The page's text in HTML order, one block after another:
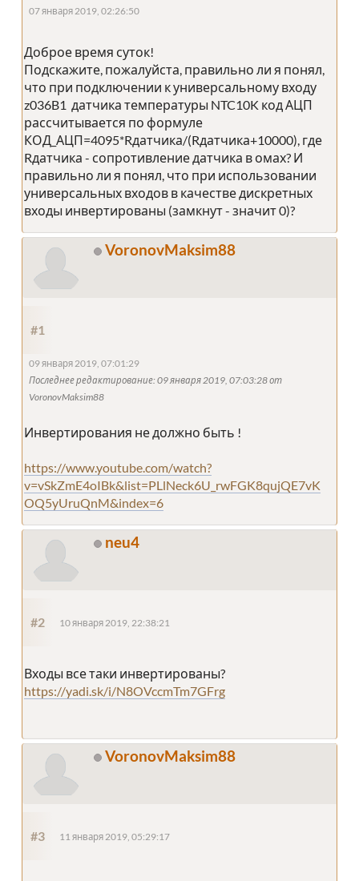
07 января 2019, 02:26:50
Доброе время суток!
Подскажите, пожалуйста, правильно ли я понял,
что при подключении к универсальному входу
z036B1 датчика температуры NTC10K код АЦП
рассчитывается по формуле
КОД_АЦП=4095*Rдатчика/(Rдатчика+10000), где
Rдатчика - сопротивление датчика в омах? И
правильно ли я понял, что при использовании
универсальных входов в качестве дискретных
входы инвертированы (замкнут - значит 0)?
VoronovMaksim88
#1
09 января 2019, 07:01:29
Последнее редактирование: 09 января 2019, 07:03:28 от
VoronovMaksim88
Инвертирования не должно быть !
https://www.youtube.com/watch?
v=vSkZmE4oIBk&list=PLlNeck6U_rwFGK8qujQE7vK
OQ5yUruQnM&index=6
neu4
#2 10 января 2019, 22:38:21
Входы все таки инвертированы?
https://yadi.sk/i/N8OVccmTm7GFrg
VoronovMaksim88
#3 11 января 2019, 05:29:17